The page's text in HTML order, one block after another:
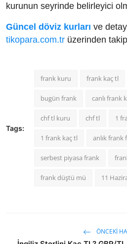
kurunun seyrinde belirleyici
Güncel döviz kurları ve
tikopara.com.tr üzerinden
Tags:
frank kuru frank kaç tl
bugün frank canlı frank
chf tl kuru chf tl 1
1 frank kaç tl anlık frank
serbest piyasa frank
frank düştü mü 11
ÖNCEKI